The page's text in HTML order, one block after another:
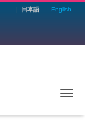
日本語 English